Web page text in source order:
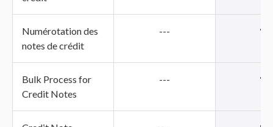
Numérotation des
notes de crédit
---
Bulk Process for
Credit Notes
---